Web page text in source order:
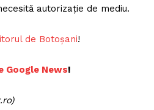
autorizație de mediu.
de Botoșani!
Google News!